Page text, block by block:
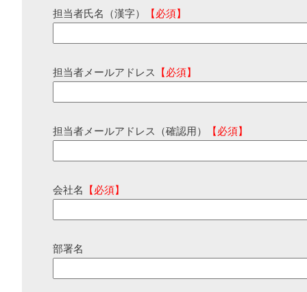
担当者氏名（漢字） 【必須】
担当者メールアドレス 【必須】
担当者メールアドレス（確認用） 【必須】
会社名 【必須】
部署名